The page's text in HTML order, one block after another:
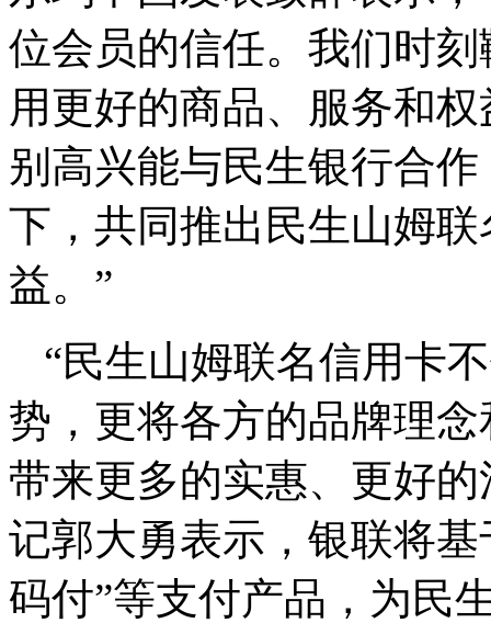
位会员的信任。我们时
用更好的商品、服务和
别高兴能与民生银行合
下，共同推出民生山姆
益。”
“民生山姆联名信用卡
势，更将各方的品牌理
带来更多的实惠、更好
记郭大勇表示，银联将
码付”等支付产品，为民